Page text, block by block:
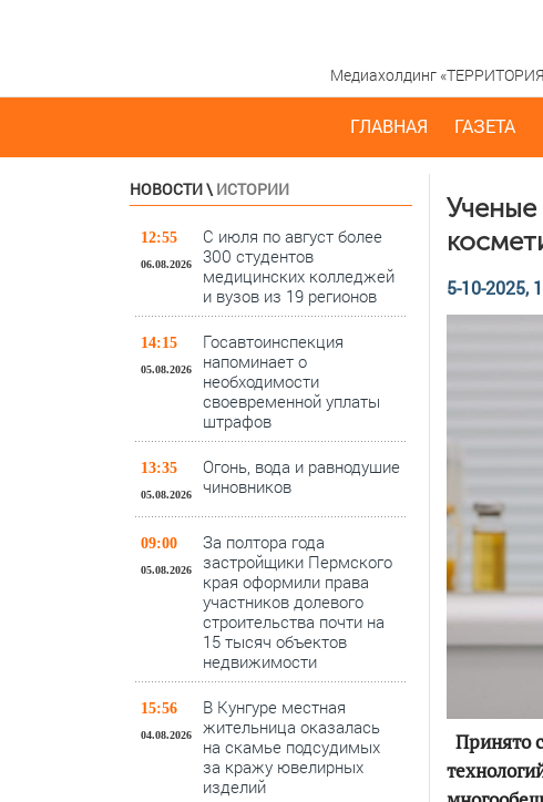
Медиахолдинг
ГЛАВНАЯ ГАЗЕТА
НОВОСТИ\ ИСТОРИИ
12:55
06.08.2026
С июля по август более
300 студентов
медицинских колледжей
и вузов из 19 регионов
14:15
05.08.2026
Госавтоинспекция
напоминает о
необходимости
своевременной уплаты
штрафов
13:35
05.08.2026
Огонь, вода и равнодушие
чиновников
09:00
05.08.2026
За полтора года
застройщики Пермского
края оформили права
участников долевого
строительства почти на
15 тысяч объектов
недвижимости
15:56
04.08.2026
В Кунгуре местная
жительница оказалась
на скамье подсудимых
за кражу ювелирных
изделий
5-10-2025,
Принято